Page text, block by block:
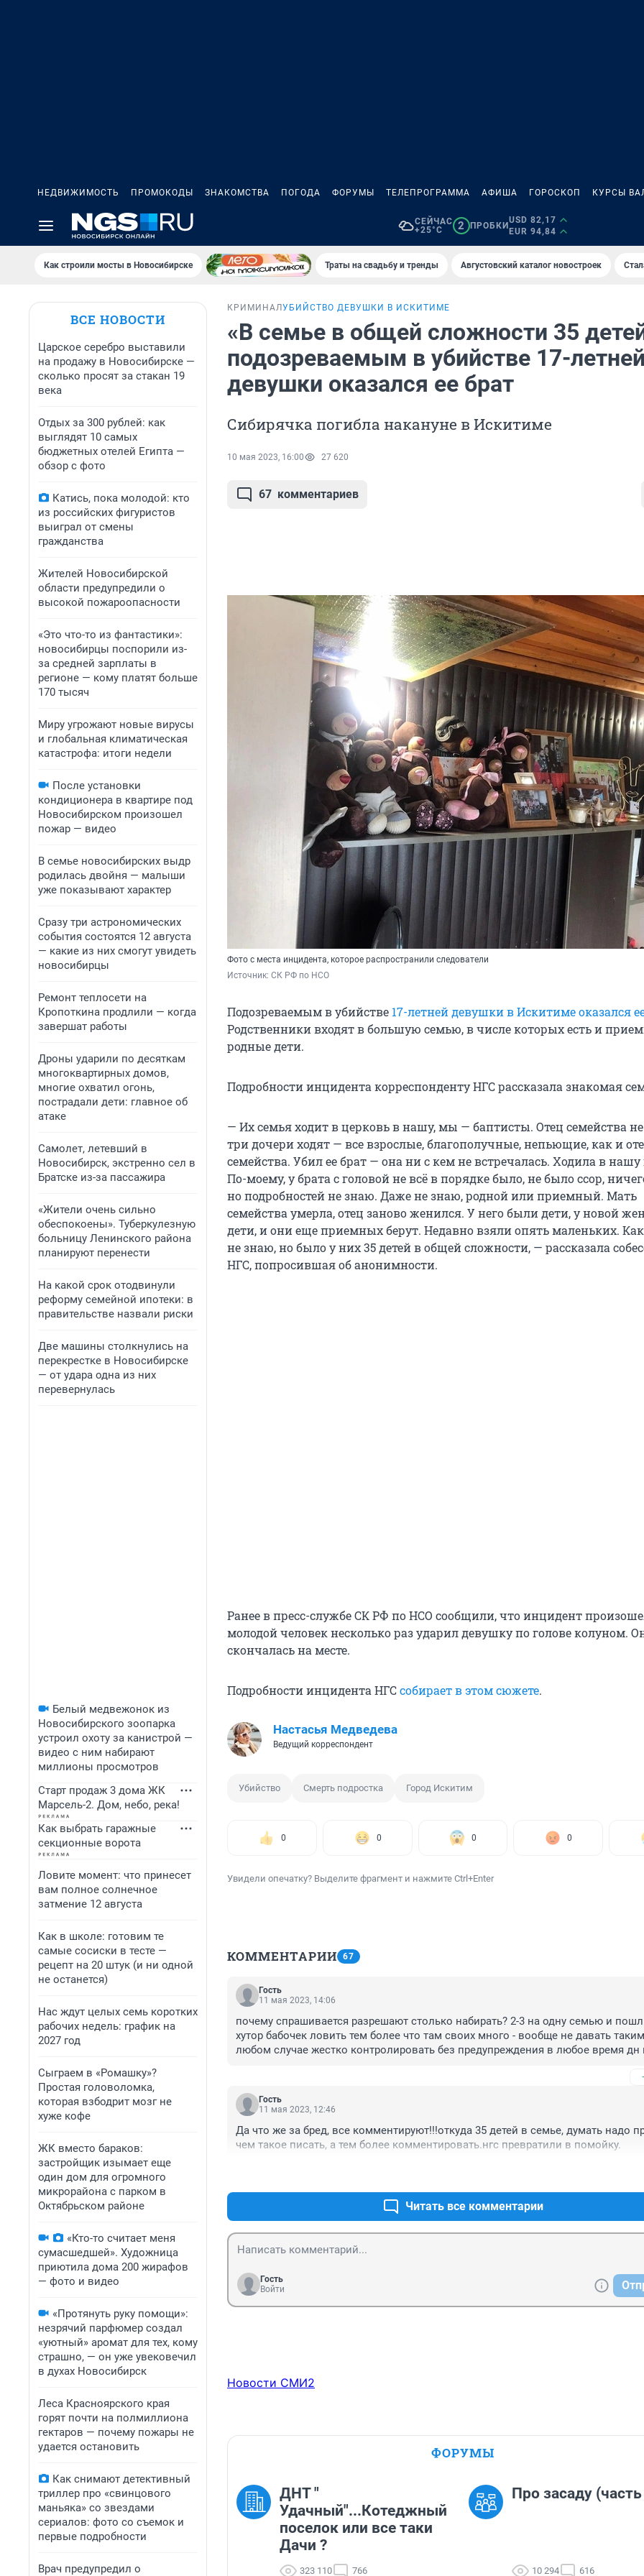
НЕДВИЖИМОСТЬ ПРОМОКОДЫ ЗНАКОМСТВА ПОГОДА ФОРУМЫ ТЕЛЕПРОГРАММА АФИША ГОРОСКОП КУРСЫ
СЕЙЧАС
+25°C
2 ПРОБКИ
USD 82,17
EUR 94,84
Как строили мосты в Новосибирске Траты на свадьбу и тренды Августовский каталог новостроек
ВСЕ НОВОСТИ
Царское серебро выставили
на продажу в Новосибирске —
сколько просят за стакан 19
века
Отдых за 300 рублей: как
выглядят 10 самых
бюджетных отелей Египта —
обзор с фото
Катись, пока молодой: кто
из российских фигуристов
выиграл от смены
гражданства
Жителей Новосибирской
области предупредили о
высокой пожароопасности
«Это что-то из фантастики»:
новосибирцы поспорили из-
за средней зарплаты в
регионе — кому платят больше
170 тысяч
Миру угрожают новые вирусы
и глобальная климатическая
катастрофа: итоги недели
После установки
кондиционера в квартире под
Новосибирском произошел
пожар — видео
В семье новосибирских выдр
родилась двойня — малыши
уже показывают характер
Сразу три астрономических
события состоятся 12 августа
— какие из них смогут увидеть
новосибирцы
Ремонт теплосети на
Кропоткина продлили — когда
завершат работы
Дроны ударили по десяткам
многоквартирных домов,
многие охватил огонь,
пострадали дети: главное об
атаке
Самолет, летевший в
Новосибирск, экстренно сел в
Братске из-за пассажира
«Жители очень сильно
обеспокоены». Туберкулезную
больницу Ленинского района
планируют перенести
На какой срок отодвинули
реформу семейной ипотеки: в
правительстве назвали риски
Две машины столкнулись на
перекрестке в Новосибирске
— от удара одна из них
перевернулась
Белый медвежонок из
Новосибирского зоопарка
устроил охоту за канистрой —
видео с ним набирают
миллионы просмотров
Старт продаж 3 дома ЖК
Марсель-2. Дом, небо, река!
Как выбрать гаражные
секционные ворота
Ловите момент: что принесет
вам полное солнечное
затмение 12 августа
Как в школе: готовим те
самые сосиски в тесте —
рецепт на 20 штук (и ни одной
не останется)
Нас ждут целых семь коротких
рабочих недель: график на
2027 год
Сыграем в «Ромашку»?
Простая головоломка,
которая взбодрит мозг не
хуже кофе
ЖК вместо бараков:
застройщик изымает еще
один дом для огромного
микрорайона с парком в
Октябрьском районе
«Кто-то считает меня
сумасшедшей». Художница
приютила дома 200 жирафов
— фото и видео
«Протянуть руку помощи»:
незрячий парфюмер создал
«уютный» аромат для тех, кому
страшно, — он уже увековечил
в духах Новосибирск
Леса Красноярского края
горят почти на полмиллиона
гектаров — почему пожары не
удается остановить
Как снимают детективный
триллер про «свинцового
маньяка» со звездами
сериалов: фото со съемок и
первые подробности
Врач предупредил о
КРИМИНАЛУБИЙСТВО ДЕВУШКИ В ИСКИТИМЕ
«В семье в общей сложности 35
подозреваемым в убийстве 17-
девушки оказался ее брат
Сибирячка погибла накануне в Искитиме
10 мая 2023, 16:00 27 620
67 комментариев
Фото с места инцидента, которое распространили следователи
Источник: СК РФ по НСО
Подозреваемым в убийстве 17-летней девушки в Искитиме оказался
Родственники входят в большую семью, в числе которых есть и
родные дети.
Подробности инцидента корреспонденту НГС рассказала знакомая
— Их семья ходит в церковь в нашу, мы — баптисты. Отец семейства не
три дочери ходят — все взрослые, благополучные, непьющие, как и
семейства. Убил ее брат — она ни с кем не встречалась. Ходила в нашу
По-моему, у брата с головой не всё в порядке было, не было ссор,
но подробностей не знаю. Даже не знаю, родной или приемный. Мать
семейства умерла, отец заново женился. У него были дети, у новой
дети, и они еще приемных берут. Недавно взяли опять маленьких. Как
не знаю, но было у них 35 детей в общей сложности, — рассказала
НГС, попросившая об анонимности.
Ранее в пресс-службе СК РФ по НСО сообщили, что инцидент
молодой человек несколько раз ударил девушку по голове колуном.
скончалась на месте.
Подробности инцидента НГСсобирает в этом сюжете.
Настасья Медведева
Ведущий корреспондент
Убийство Смерть подростка Город Искитим
0 0 0 0
Увидели опечатку? Выделите фрагмент и нажмите Ctrl+Enter
КОММЕНТАРИИ 67
Гость
11 мая 2023, 14:06
почему спрашивается разрешают столько набирать? 2-3 на одну семью и
хутор бабочек ловить тем более что там своих много - вообще не давать
любом случае жестко контролировать без предупреждения в любое время дн
Гость
11 мая 2023, 12:46
Да что же за бред, все комментируют!!!откуда 35 детей в семье, думать надо
чем такое писать, а тем более комментировать.нгс превратили в помойку.
Читать все комментарии
Гость
Войти
Новости СМИ2
ФОРУМЫ
ДНТ "
Удачный"...Котеджный
поселок или все таки
Дачи ?
323 110 766
Про засаду
10 294 616